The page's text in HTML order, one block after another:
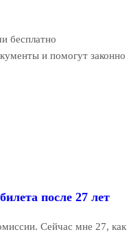
бесплатно
и помогут законно
после 27 лет
Сейчас мне 27, как